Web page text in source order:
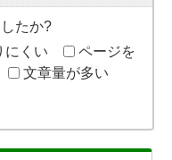
たか?
にくい
ページを
文章量が多い